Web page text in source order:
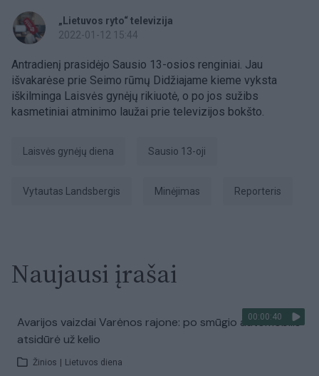
„Lietuvos ryto“ televizija
2022-01-12 15:44
Antradienį prasidėjo Sausio 13-osios renginiai. Jau
išvakarėse prie Seimo rūmų Didžiajame kieme vyksta
iškilminga Laisvės gynėjų rikiuotė, o po jos sužibs
kasmetiniai atminimo laužai prie televizijos bokšto.
Laisvės gynėjų diena Sausio 13-oji
Vytautas Landsbergis minėjimas Reporteris
Naujausi įrašai
00:00:40
Avarijos vaizdai Varėnos rajone: po smūgio automobilis
atsidūrė už kelio
Žinios Lietuvos diena